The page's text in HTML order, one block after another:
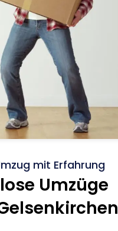
mit Erfahrung
Umzüge